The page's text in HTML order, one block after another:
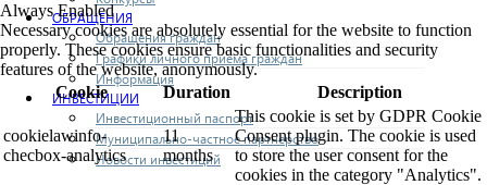
ОБРАЩЕНИЯ
Обращения граждан
Графики личного приема граждан
Информация
ИНВЕСТИЦИИ
Инвестиционный паспорт
Муниципально-частное партнерство
Новости инвестиций
Always Enabled
Necessary cookies are absolutely essential for the website to function
properly. These cookies ensure basic functionalities and security
features of the website, anonymously.
Cookie
Duration Description
cookielawinfo-
checbox-analytics
11
months
This cookie is set by GDPR Cookie
Consent plugin. The cookie is used
to store the user consent for the
cookies in the category "Analytics".